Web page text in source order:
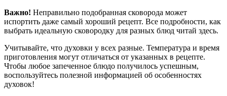
Важно! Неправильно подобранная сковорода может
испортить даже самый хороший рецепт. Все подробности, как
выбрать идеальную сковородку для разных блюд читай здесь.
Учитывайте, что духовки у всех разные. Температура и время
приготовления могут отличаться от указанных в рецепте.
Чтобы любое запеченное блюдо получилось успешным,
воспользуйтесь полезной информацией об особенностях
духовок!